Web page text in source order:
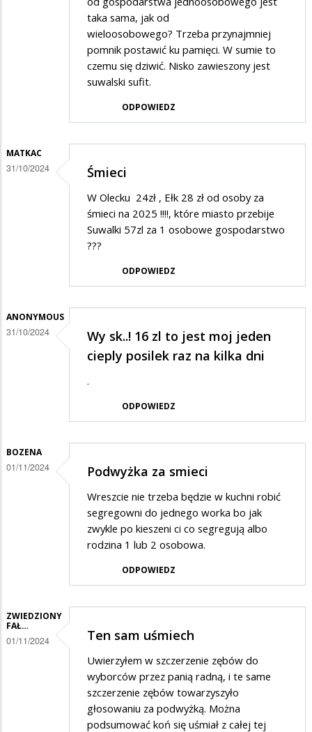
taka sama, jak od
wieloosobowego? Trzeba przynajmniej
pomnik postawić ku pamięci. W sumie to
czemu się dziwić. Nisko zawieszony jest
suwalski sufit.
ODPOWIEDZ
MATKAC
31/10/2024 Śmieci
W Olecku 24zł , Ełk 28 zł od osoby za
śmieci na 2025 !!!!, które miasto przebije
Suwalki 57zl za 1 osobowe gospodarstwo
???
ODPOWIEDZ
ANONYMOUS
31/10/2024
Wy sk..! 16 zl to jest moj jeden
cieply posilek raz na kilka dni
.
ODPOWIEDZ
BOZENA
01/11/2024 Podwyżka za smieci
Wreszcie nie trzeba będzie w kuchni robić
segregowni do jednego worka bo jak
zwykle po kieszeni ci co segregują albo
rodzina 1 lub 2 osobowa.
ODPOWIEDZ
ZWIEDZIONY
FAŁ…
01/11/2024 Ten sam uśmiech
Uwierzyłem w szczerzenie zębów do
wyborców przez panią radną, i te same
szczerzenie zębów towarzyszyło
głosowaniu za podwyżką. Można
podsumować koń się uśmiał z całej tej